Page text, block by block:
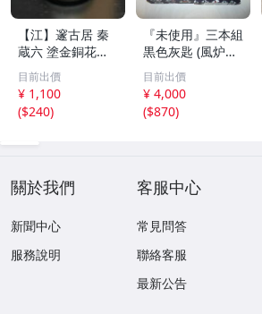
【江】邃古居 秦
蔵六 塗金銅花器
直径約9cm×高さ
30cm 在銘 共箱
古美術品(華道具
花生花瓶花生飾
目前出價
¥ 1,100
($240)
『未使用』三本組
黒色灰匙 (風炉用)
化粧箱
目前出價
¥ 4,000
($870)
關於我們
新聞中心
服務說明
客服中心
常見問答
聯絡客服
最新公告